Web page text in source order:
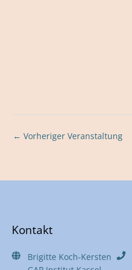
← Vorheriger Veranstaltung
Kontakt
Brigitte Koch-Kersten